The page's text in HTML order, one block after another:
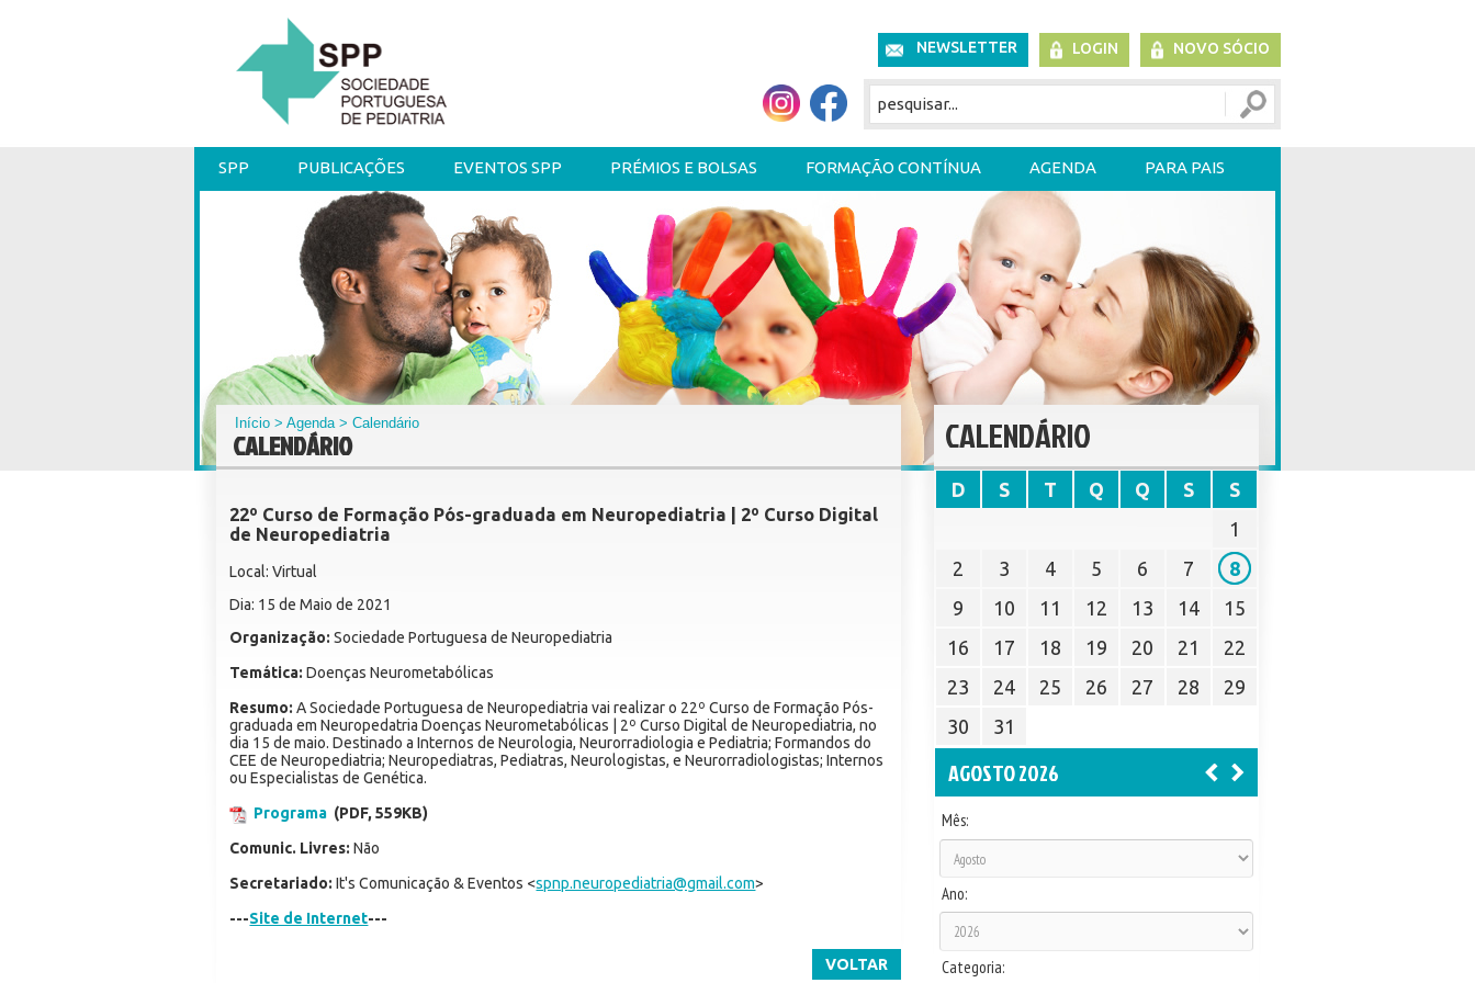
NEWSLETTER LOGIN NOVO SÓCIO
SPP PUBLICAÇÕES EVENTOS SPP PRÉMIOS E BOLSAS FORMAÇÃO CONTÍNUA AGENDA PARA PAIS
Início >Agenda> Calendário
CALENDÁRIO
22º Curso de Formação Pós-graduada em Neuropediatria | 2º Curso Digital
de Neuropediatria
Local: Virtual
Dia: 15 de Maio de 2021
Organização: Sociedade Portuguesa de Neuropediatria
Temática: Doenças Neurometabólicas
Resumo: A Sociedade Portuguesa de Neuropediatria vai realizar o 22º Curso de Formação Pós-
graduada em Neuropedatria Doenças Neurometabólicas | 2º Curso Digital de Neuropediatria, no
dia 15 de maio. Destinado a Internos de Neurologia, Neurorradiologia e Pediatria; Formandos do
CEE de Neuropediatria; Neuropediatras, Pediatras, Neurologistas, e Neurorradiologistas; Internos
ou Especialistas de Genética.
Programa (PDF, 559KB)
Comunic. Livres: Não
Secretariado: It's Comunicação & Eventos <spnp.neuropediatria@gmail.com>
---Site de Internet---
VOLTAR
CALENDÁRIO
D S T Q Q S
S
1
2
3 4 5 6 7
8
9
10 11 12 13 14
15
16
17 18 19 20 21
22
23
24 25 26 27 28
29
30
31
AGOSTO 2026
Mês:
Ano:
Categoria: